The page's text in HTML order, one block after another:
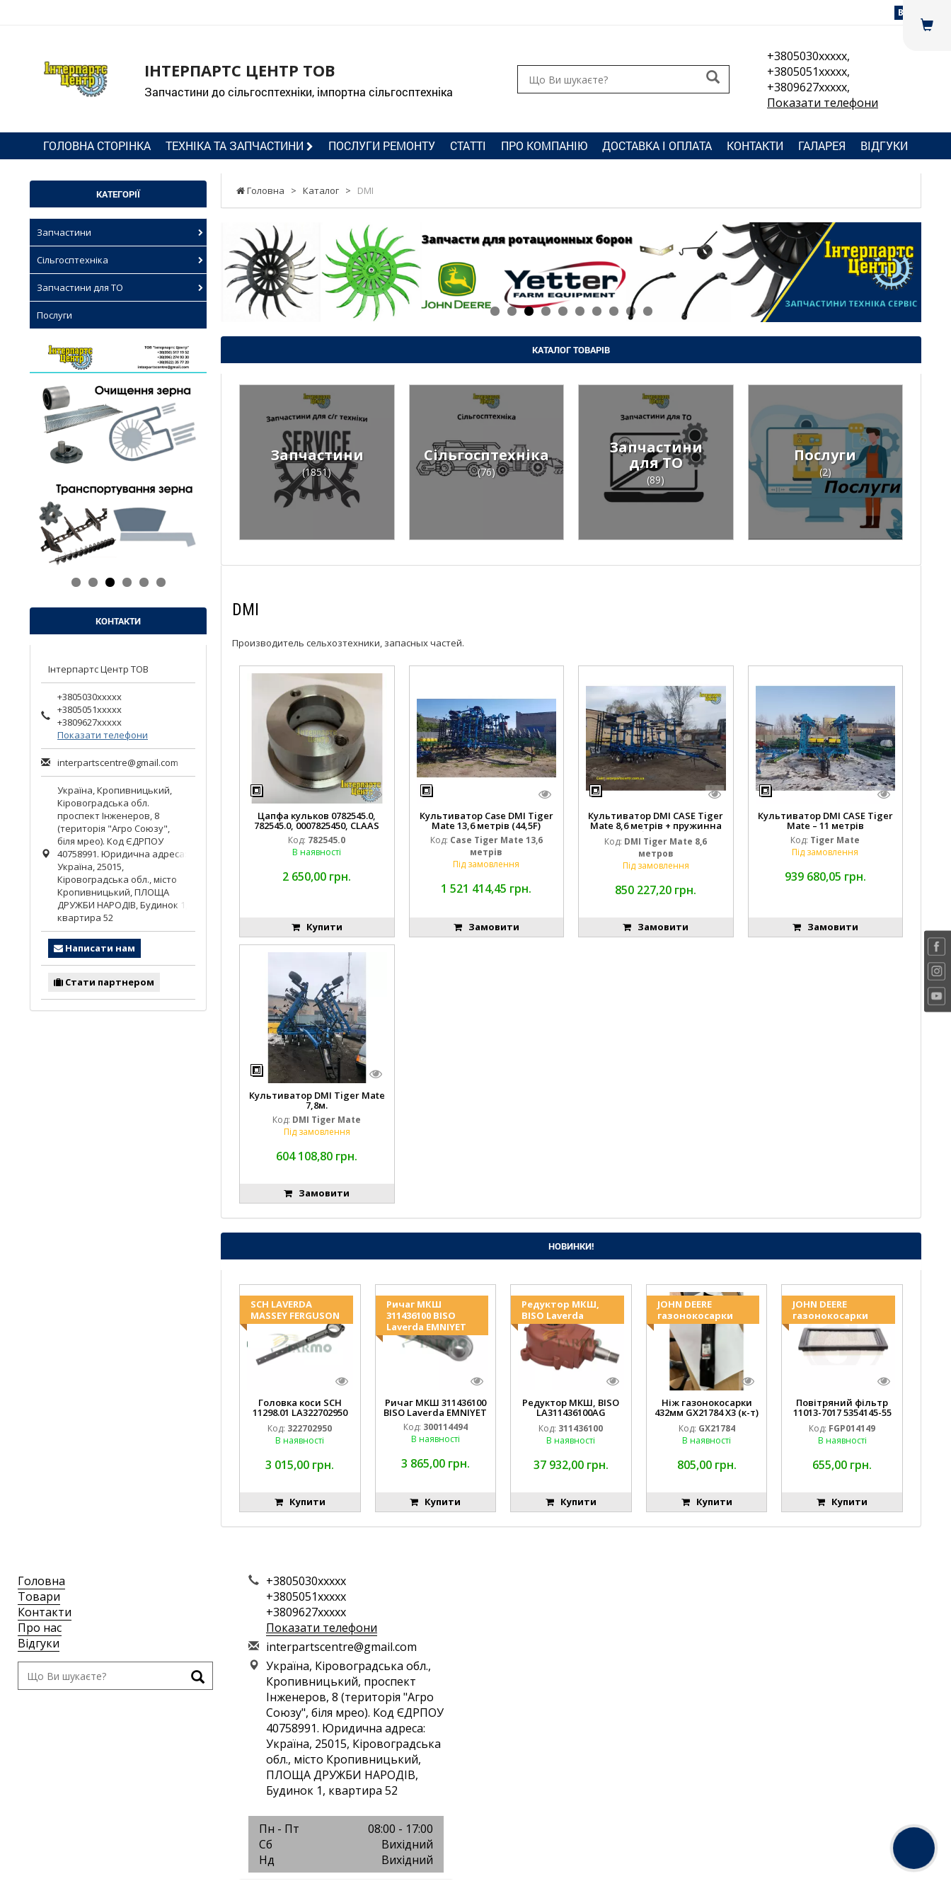
Вхід
ІНТЕРПАРТС ЦЕНТР ТОВ
Запчастини до сільгосптехніки, імпортна сільгосптехніка
+3805030xxxxx,
+3805051xxxxx,
+3809627xxxxx,
Показати телефони
ГОЛОВНА СТОРІНКА ТЕХНІКА ТА ЗАПЧАСТИНИ ПОСЛУГИ РЕМОНТУ СТАТТІ ПРО КОМПАНІЮ ДОСТАВКА І ОПЛАТА КОНТАКТИ ГАЛАРЕЯ ВІДГУКИ
Головна > Каталог > DMI
КАТАЛОГ ТОВАРІВ
Запчастини
(1851)
Сільгосптехніка
(76)
Запчастини
для ТО
(89)
Послуги
(2)
DMI
Производитель сельхозтехники, запасных частей.
Цапфа кульков 0782545.0,
782545.0, 0007825450, CLAAS
Код: 782545.0
В наявності
2 650,00 грн.
Купити
Культиватор Case DMI Tiger
Mate 13,6 метрів (44,5F)
Код: Case Tiger Mate 13,6
метрів
Під замовлення
1 521 414,45 грн.
Замовити
Культиватор DMI CASE Tiger
Mate 8,6 метрів + пружинна
борона
Код: DMI Tiger Mate 8,6
метров
Під замовлення
850 227,20 грн.
Замовити
Культиватор DMI CASE Tiger
Mate – 11 метрів
Код: Tiger Mate
Під замовлення
939 680,05 грн.
Замовити
Культиватор DMI Tiger Mate
7,8м.
Код: DMI Tiger Mate
Під замовлення
604 108,80 грн.
Замовити
НОВИНКИ!
SCH LAVERDA
MASSEY FERGUSON
Головка коси SCH
11298.01 LA322702950
D28274011 EMNIYET
Код: 322702950
В наявності
3 015,00 грн.
Купити
Ричаг МКШ
311436100 BISO
Laverda EMNIYET
Ричаг МКШ 311436100
BISO Laverda EMNIYET
Код: 300114494
В наявності
3 865,00 грн.
Купити
Редуктор МКШ,
BISO Laverda
Редуктор МКШ, BISO
LA311436100AG
19AP012974 Laverda
EMNIYET
Код: 311436100
В наявності
37 932,00 грн.
Купити
JOHN DEERE
газонокосарки
Ніж газонокосарки
432мм GX21784 X3 (к-т)
GY20852 AM137757
AM141035
Код: GX21784
В наявності
805,00 грн.
Купити
JOHN DEERE
газонокосарки
Повітряний фільтр
11013-7017 5354145-55
MIU10998 FGP014149
Код: FGP014149
В наявності
655,00 грн.
Купити
КАТЕГОРІЇ
Запчастини
Сільгосптехніка
Запчастини для ТО
Послуги
КОНТАКТИ
Інтерпартс Центр ТОВ
+3805030xxxxx
+3805051xxxxx
+3809627xxxxx
Показати телефони
interpartscentre@gmail.com
Україна, Кропивницький
Кіровоградська обл.
проспект Інженеров, 8
(територія "Агро Союзу",
біля мрео). Код ЄДРПОУ
40758991. Юридична адреса:
Україна, 25015,
Кіровоградська обл., місто
Кропивницький, ПЛОЩА
ДРУЖБИ НАРОДІВ, Будинок 1,
квартира 52
Написати нам
Стати партнером
Головна
Товари
Контакти
Про нас
Відгуки
+3805030xxxxx
+3805051xxxxx
+3809627xxxxx
Показати телефони
interpartscentre@gmail.com
Україна, Кіровоградська обл.,
Кропивницький, проспект
Інженеров, 8 (територія "Агро
Союзу", біля мрео). Код ЄДРПОУ
40758991. Юридична адреса:
Україна, 25015, Кіровоградська
обл., місто Кропивницький,
ПЛОЩА ДРУЖБИ НАРОДІВ,
Будинок 1, квартира 52
Пн - Пт
08:00 - 17:00
Сб
Вихідний
Нд
Вихідний